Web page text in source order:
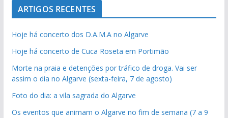
ARTIGOS RECENTES
Hoje há concerto dos D.A.M.A no Algarve
Hoje há concerto de Cuca Roseta em Portimão
Morte na praia e detenções por tráfico de droga. Vai ser
assim o dia no Algarve (sexta-feira, 7 de agosto)
Foto do dia: a vila sagrada do Algarve
Os eventos que animam o Algarve no fim de semana (7 a 9